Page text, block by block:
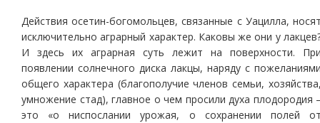
Действия осетин-богомольцев, связанные с Уацилла,
исключительно аграрный характер. Каковы же они у
И здесь их аграрная суть лежит на поверхности.
появлении солнечного диска лакцы, наряду с
общего характера (благополучие членов семьи,
умножение стад), главное о чем просили духа плодородия
это «о ниспослании урожая, о сохранении полей